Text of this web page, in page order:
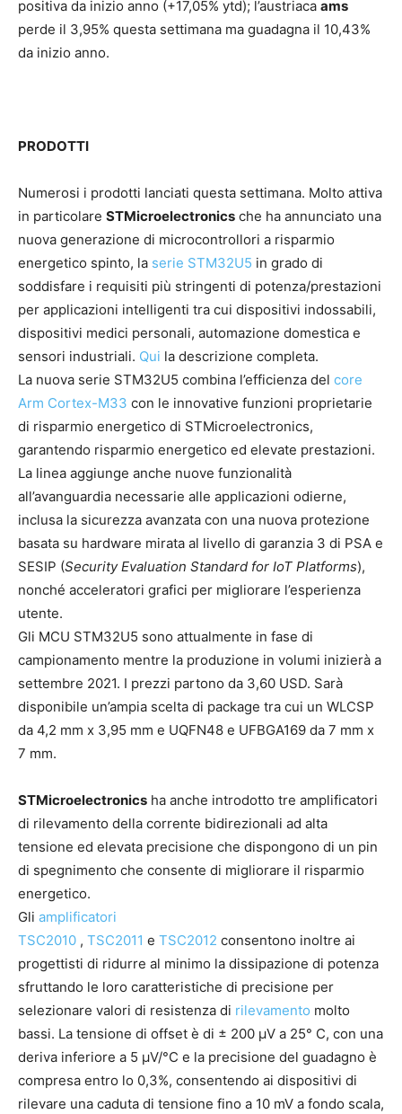
positiva da inizio anno (+17,05% ytd); l’austriaca ams
perde il 3,95% questa settimana ma guadagna il 10,43%
da inizio anno.
PRODOTTI
Numerosi i prodotti lanciati questa settimana. Molto attiva
in particolare STMicroelectronics che ha annunciato una
nuova generazione di microcontrollori a risparmio
energetico spinto, la serie STM32U5 in grado di
soddisfare i requisiti più stringenti di potenza/prestazioni
per applicazioni intelligenti tra cui dispositivi indossabili,
dispositivi medici personali, automazione domestica e
sensori industriali. Qui la descrizione completa.
La nuova serie STM32U5 combina l’efficienza del core
Arm Cortex-M33 con le innovative funzioni proprietarie
di risparmio energetico di STMicroelectronics,
garantendo risparmio energetico ed elevate prestazioni.
La linea aggiunge anche nuove funzionalità
all’avanguardia necessarie alle applicazioni odierne,
inclusa la sicurezza avanzata con una nuova protezione
basata su hardware mirata al livello di garanzia 3 di PSA e
SESIP (Security Evaluation Standard for IoT Platforms),
nonché acceleratori grafici per migliorare l’esperienza
utente.
Gli MCU STM32U5 sono attualmente in fase di
campionamento mentre la produzione in volumi inizierà a
settembre 2021. I prezzi partono da 3,60 USD. Sarà
disponibile un’ampia scelta di package tra cui un WLCSP
da 4,2 mm x 3,95 mm e UQFN48 e UFBGA169 da 7 mm x
7 mm.
STMicroelectronics ha anche introdotto tre amplificatori
di rilevamento della corrente bidirezionali ad alta
tensione ed elevata precisione che dispongono di un pin
di spegnimento che consente di migliorare il risparmio
energetico.
Gli amplificatori
TSC2010 , TSC2011 e TSC2012 consentono inoltre ai
progettisti di ridurre al minimo la dissipazione di potenza
sfruttando le loro caratteristiche di precisione per
selezionare valori di resistenza di rilevamento molto
bassi. La tensione di offset è di ± 200 µV a 25° C, con una
deriva inferiore a 5 µV/°C e la precisione del guadagno è
compresa entro lo 0,3%, consentendo ai dispositivi di
rilevare una caduta di tensione fino a 10 mV a fondo scala,